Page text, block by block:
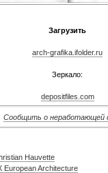
Загрузить
arch-grafika.ifolder.ru
Зеркало:
depositfiles.com
Сообщить о неработающей
Hauvette
Architecture